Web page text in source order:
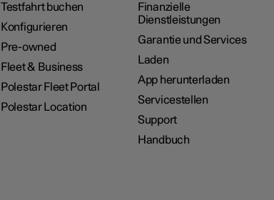
Testfahrt buchen
Konfigurieren
Pre-owned
Fleet & Business
Polestar Fleet Portal
Polestar Location
Finanzielle
Dienstleistungen
Garantie und Services
Laden
App herunterladen
Servicestellen
Support
Handbuch